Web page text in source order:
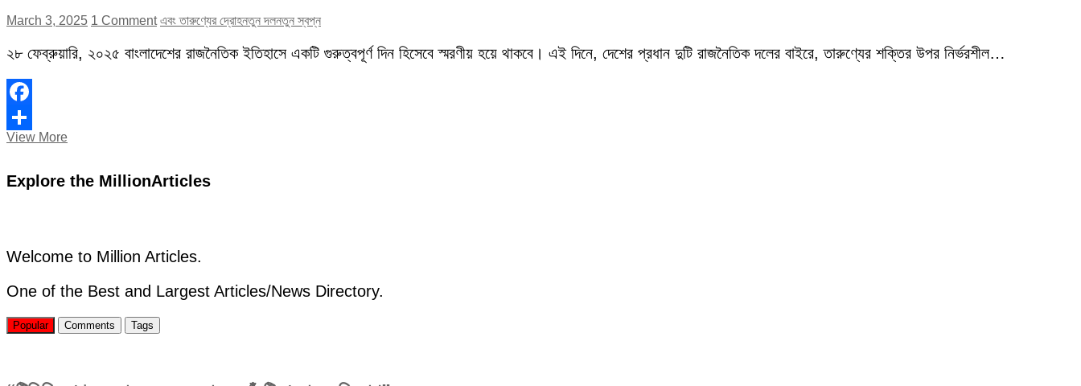
March 3, 2025 1 Comment এবং তারুণ্যের দ্রোহনতুন দলনতুন স্বপ্ন
২৮ ফেব্রুয়ারি, ২০২৫ বাংলাদেশের রাজনৈতিক ইতিহাসে একটি গুরুত্বপূর্ণ দিন হিসেবে স্মরণীয় হয়ে থাকবে। এই দিনে, দেশের প্রধান দুটি রাজনৈতিক দলের বাইরে, তারুণ্যের শক্তির উপর নির্ভরশীল…
Facebook
Share
View Moreনতুন
স্বপ্ন,
Explore the MillionArticles
Welcome to Million Articles.
One of the Best and Largest Articles/News Directory.
Popular Comments Tags